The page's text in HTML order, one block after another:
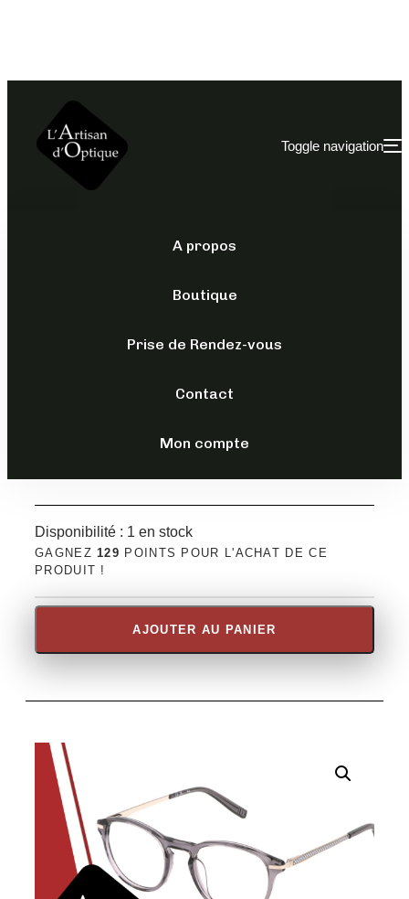
Toggle navigation
A propos
Boutique
Prise de Rendez-vous
Contact
Mon compte
129,00
Disponibilité : 1 en stock
GAGNEZ129 POINTS POUR L'ACHAT DE CE
PRODUIT !
AJOUTER AU PANIER